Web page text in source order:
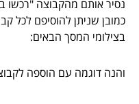
נסיר אותם מהקבוצה "רכשו
כמובן שניתן להוסיפם לכל
בצילומי המסך הבאים:
והנה דוגמה עם הוספה